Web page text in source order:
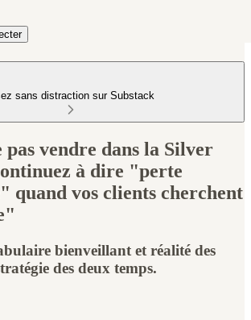
sans distraction sur Substack
pas vendre dans la Silver
à dire "perte
quand vos clients cherchent
bienveillant et réalité des
des deux temps.